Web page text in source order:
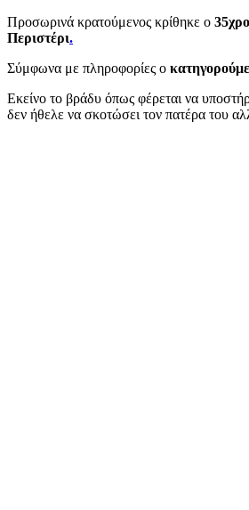
Προσωρινά κρατούμενος κρίθηκε ο
Περιστέρι.
Σύμφωνα με πληροφορίες ο
Εκείνο το βράδυ όπως φέρεται να
δεν ήθελε να σκοτώσει τον πατέρα του